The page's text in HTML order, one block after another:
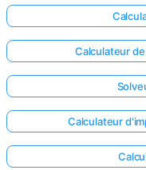
Calculateur
Calculateur